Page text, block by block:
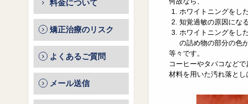
料金について
矯正治療のリスク
よくあるご質問
メール送信
ホワイトニングをし
知覚過敏の原因にな
ホワイトニングをし
の詰め物の部分の色
等々です。
コーヒーやタバコなど
材料を用いた汚れ落とし